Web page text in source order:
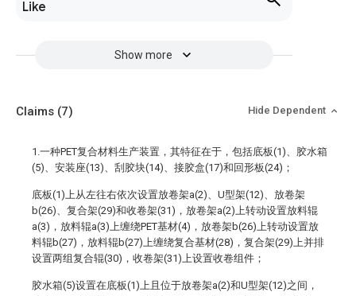
Like
Show more
Claims (7) Hide Dependent
1.一种PET复合材料生产装置，其特征在于，包括底板(1)、胶水箱
(5)、安装座(13)、刮胶块(14)、接胶盒(17)和回形板(24)；
底板(1)上从左往右依次设置放卷架a(2)、U型架(12)、放卷架
b(26)、复合架(29)和收卷架(31)，放卷架a(2)上转动设置放料辊
a(3)，放料辊a(3)上缠绕PET基材(4)，放卷架b(26)上转动设置放
料辊b(27)，放料辊b(27)上缠绕复合基材(28)，复合架(29)上并排
设置两组复合辊(30)，收卷架(31)上设置收卷组件；
胶水箱(5)设置在底板(1)上且位于放卷架a(2)和U型架(12)之间，